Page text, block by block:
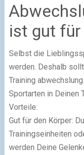
ist gut für
Selbst die
werden. Deshalb
Training
Sportarten in Deinen
Vorteile:
Gut für den Körper:
Trainingseinheiten
werden Deine